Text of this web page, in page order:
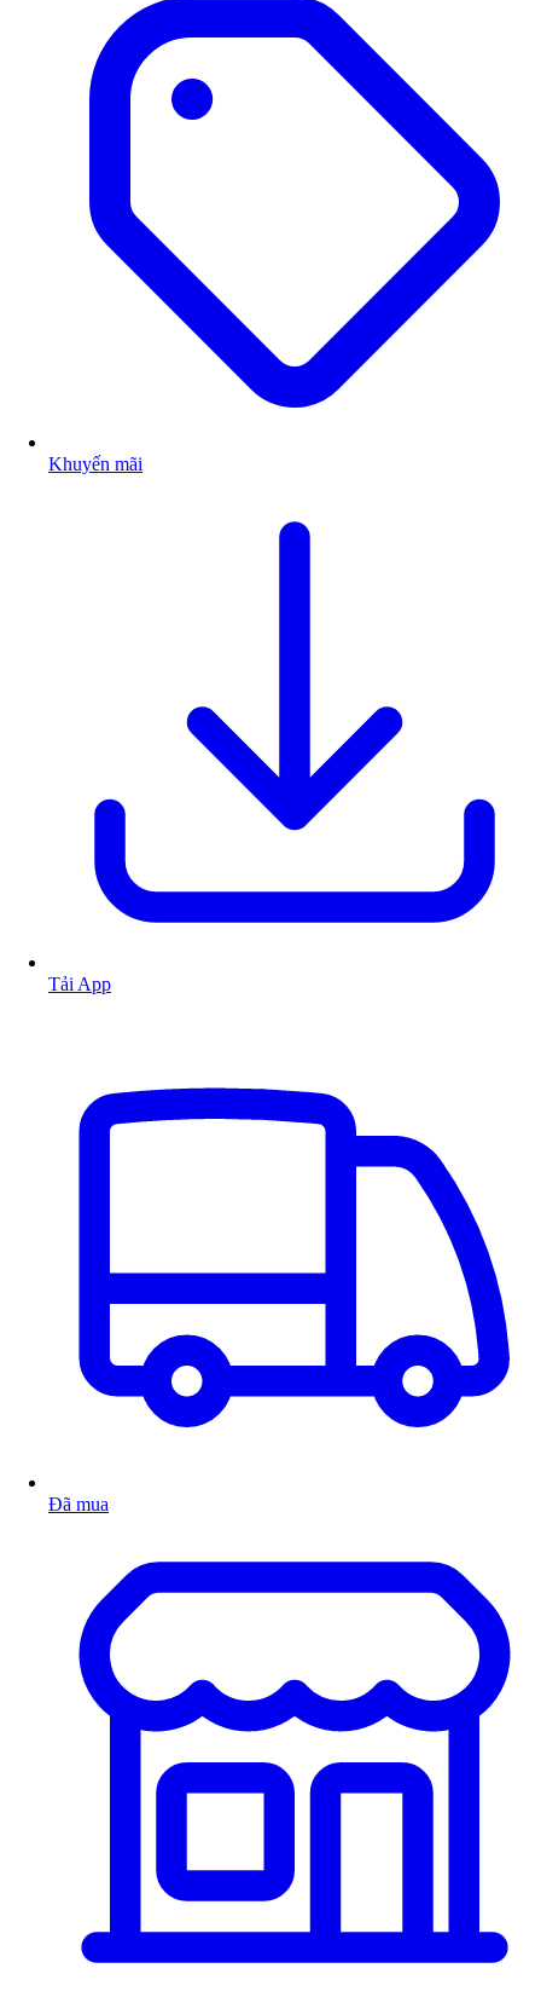
Khuyến mãi
Tải App
Đã mua